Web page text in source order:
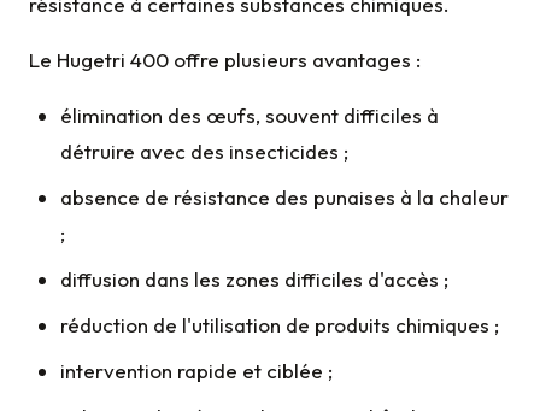
Le Hugetri 400 offre plusieurs avantages :
élimination des œufs, souvent difficiles à
détruire avec des insecticides ;
absence de résistance des punaises à la chaleur
;
diffusion dans les zones difficiles d'accès ;
réduction de l'utilisation de produits chimiques ;
intervention rapide et ciblée ;